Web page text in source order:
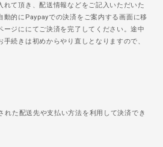
れて頂き、配送情報などをご記入いただいた
動的にPaypayでの決済をご案内する画面に移
ージににてご決済を完了してください。途中
続きは初めからやり直しとなりますので、
た配送先や支払い方法を利用して決済でき